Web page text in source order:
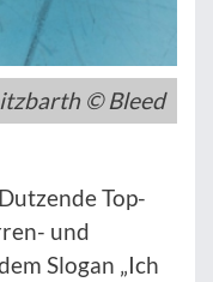
© Bleed
Top-
und
Slogan „Ich